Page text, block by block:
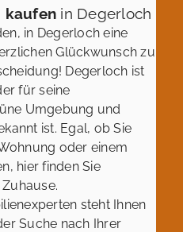
kaufen in Degerloch
in Degerloch eine
Glückwunsch zu
Degerloch ist
für seine
Umgebung und
ist. Egal, ob Sie
oder einem
hier finden Sie
steht Ihnen
Suche nach Ihrer